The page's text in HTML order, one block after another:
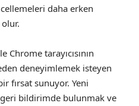
daha erken
tarayıcısının
deneyimlemek isteyen
fırsat sunuyor. Yeni
bildirimde bulunmak ve